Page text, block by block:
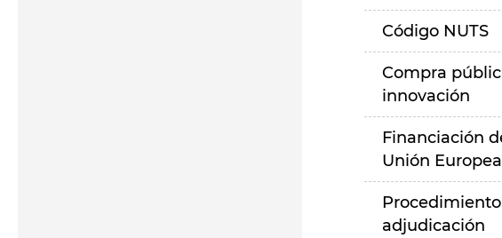
Código NUTS
Compra
innovación
Financiación
Unión Europea
adjudicación